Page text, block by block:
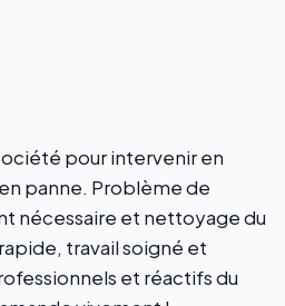
pour intervenir en
panne. Problème de
nécessaire et nettoyage du
travail soigné et
et réactifs du